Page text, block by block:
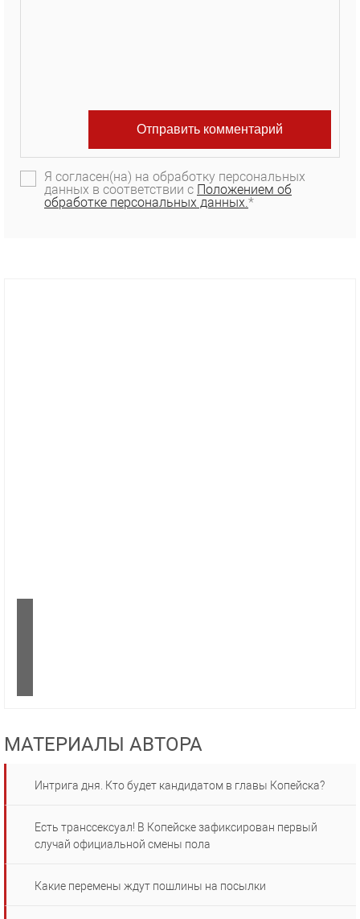
Я согласен(на) на обработку персональных
данных в соответствии с Положением об
обработке персональных данных.*
МАТЕРИАЛЫ АВТОРА
Интрига дня. Кто будет кандидатом в главы Копейска?
Есть транссексуал! В Копейске зафиксирован первый
случай официальной смены пола
Какие перемены ждут пошлины на посылки